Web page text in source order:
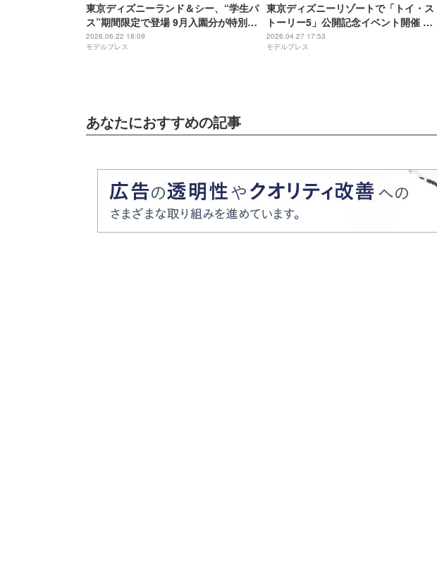
東京ディズニーランド＆シー、“学生パ
ス”期間限定で登場 9月入園分が特別価
格に
2026.06.22 18:09
モデルプレス
東京ディズニーリゾートで「トイ・ス
トーリー5」公開記念イベント開催 グ
ッズ・メニュー、ホテル連動企画も
2026.04.27 17:53
モデルプレス
あなたにおすすめの記事